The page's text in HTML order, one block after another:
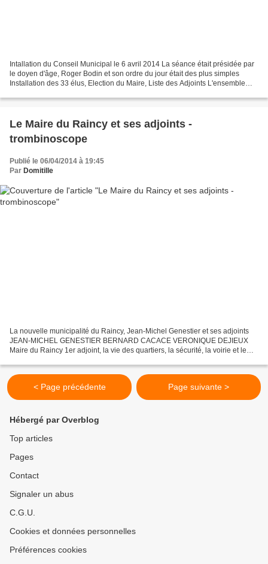
Intallation du Conseil Municipal le 6 avril 2014 La séance était présidée par
le doyen d'âge, Roger Bodin et son ordre du jour était des plus simples
Installation des 33 élus, Election du Maire, Liste des Adjoints L'ensemble
Le Maire du Raincy et ses adjoints -
trombinoscope
Publié le 06/04/2014 à 19:45
Par Domitille
La nouvelle municipalité du Raincy, Jean-Michel Genestier et ses adjoints
JEAN-MICHEL GENESTIER BERNARD CACACE VERONIQUE DEJIEUX
Maire du Raincy 1er adjoint, la vie des quartiers, la sécurité, la voirie et le
< Page précédente Page suivante >
Hébergé par Overblog
Top articles
Pages
Contact
Signaler un abus
C.G.U.
Cookies et données personnelles
Préférences cookies